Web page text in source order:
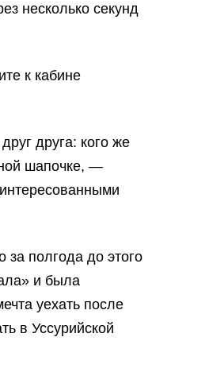
несколько секунд
к кабине
друга: кого же
шапочке, —
за полгода до этого
и была
уехать после
в Уссурийской